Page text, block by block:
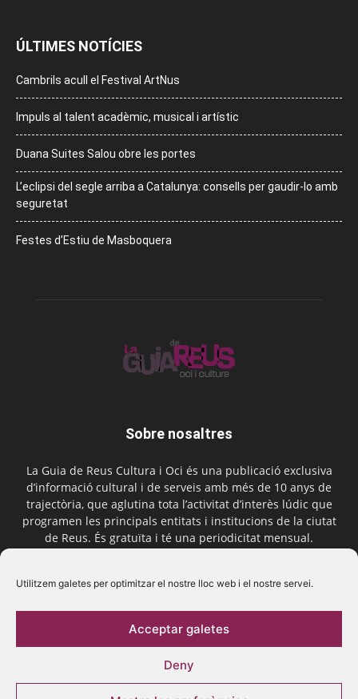
Utilitzem galetes per optimitzar el nostre lloc web i el nostre servei.
Acceptar galetes
Deny
ÚLTIMES NOTÍCIES
Cambrils acull el Festival ArtNus
Impuls al talent acadèmic, musical i artístic
Duana Suites Salou obre les portes
L’eclipsi del segle arriba a Catalunya: consells per gaudir-lo amb
seguretat
Festes d’Estiu de Masboquera
Sobre nosaltres
La Guia de Reus Cultura i Oci és una publicació exclusiva
d’informació cultural i de serveis amb més de 10 anys de
trajectòria, que aglutina tota l’activitat d’interès lúdic que
programen les principals entitats i institucions de la ciutat
de Reus. És gratuïta i té una periodicitat mensual.
Segueix-nos